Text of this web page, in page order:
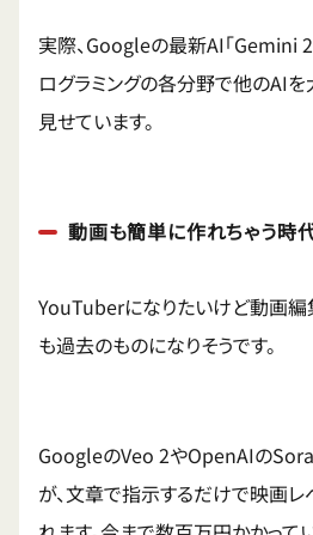
実際、Googleの最新AI「Gemini
ログラミングの各分野で他のAI
見せています。
動画も簡単に作れちゃう時
YouTuberになりたいけど動画
も過去のものになりそうです。
GoogleのVeo 2やOpenAIの
が、文章で指示するだけで映画レ